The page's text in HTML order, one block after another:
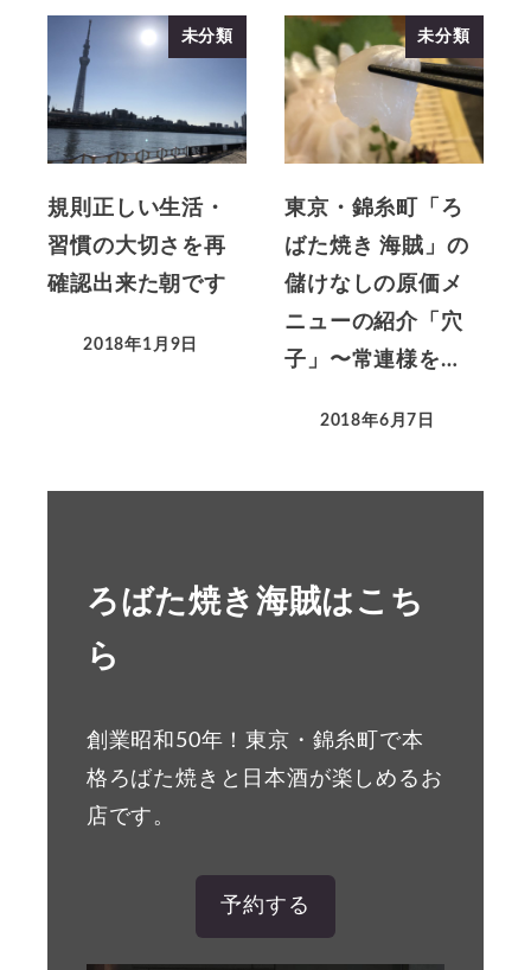
未分類
規則正しい生活・
習慣の大切さを再
確認出来た朝です
2018年1月9日
未分類
東京・錦糸町「ろ
ばた焼き 海賊」の
儲けなしの原価メ
ニューの紹介「穴
子」〜常連様を…
2018年6月7日
ろばた焼き海賊はこち
ら
創業昭和50年！東京・錦糸町で本
格ろばた焼きと日本酒が楽しめるお
店です。
予約する